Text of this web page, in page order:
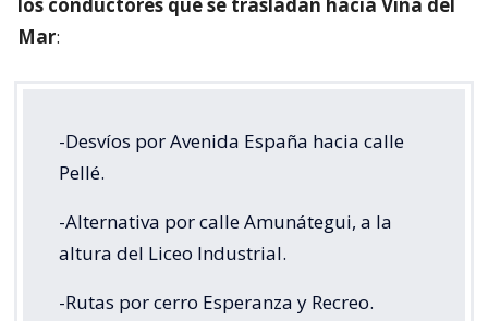
los conductores que se trasladan hacia Viña del
Mar:
-Desvíos por Avenida España hacia calle
Pellé.
-Alternativa por calle Amunátegui, a la
altura del Liceo Industrial.
-Rutas por cerro Esperanza y Recreo.